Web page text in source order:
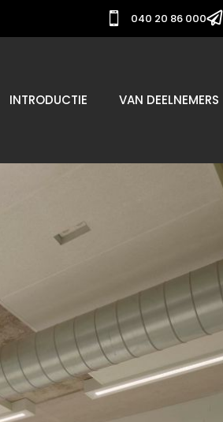
 040 20 86 000
INTRODUCTIE VAN DEELNEMERS